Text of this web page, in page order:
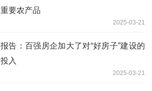
重要农产品
2025-03-21
报告：百强房企加大了对“好房子”建设的
投入
2025-03-21